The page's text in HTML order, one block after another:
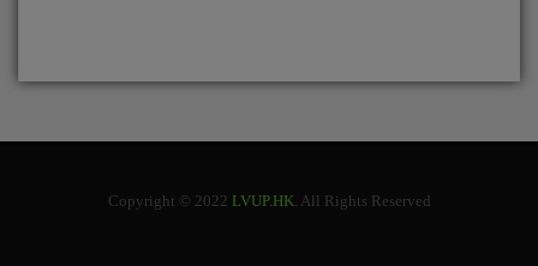
Copyright © 2022 LVUP.HK. All Rights Reserved